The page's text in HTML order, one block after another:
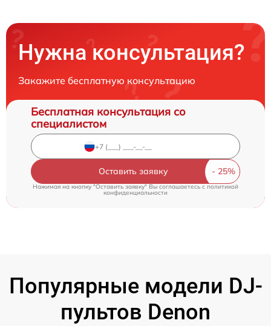
Нужна консультация?
Закажите бесплатную консультацию
Бесплатная консультация со
специалистом
Оставить заявку
Нажимая на кнопку "Оставить заявку" Вы соглашаетесь c политикой
конфиденциальности
Популярные модели DJ-
пультов Denon